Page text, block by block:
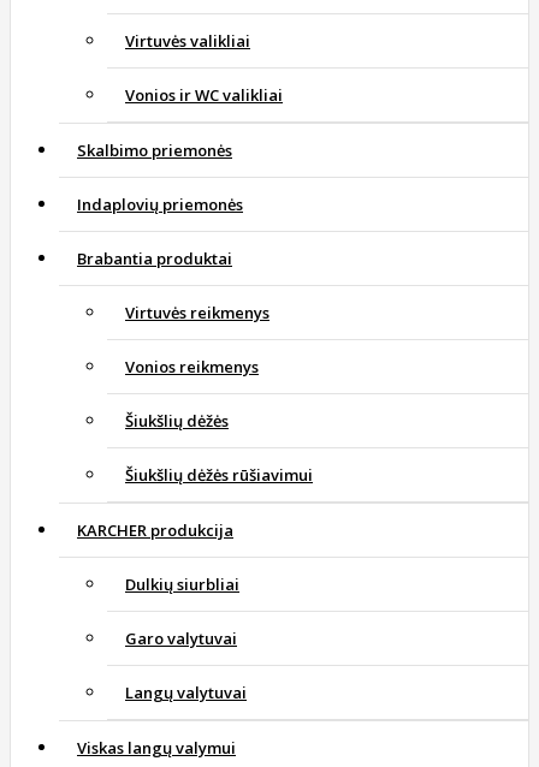
Virtuvės valikliai
Vonios ir WC valikliai
Skalbimo priemonės
Indaplovių priemonės
Brabantia produktai
Virtuvės reikmenys
Vonios reikmenys
Šiukšlių dėžės
Šiukšlių dėžės rūšiavimui
KARCHER produkcija
Dulkių siurbliai
Garo valytuvai
Langų valytuvai
Viskas langų valymui